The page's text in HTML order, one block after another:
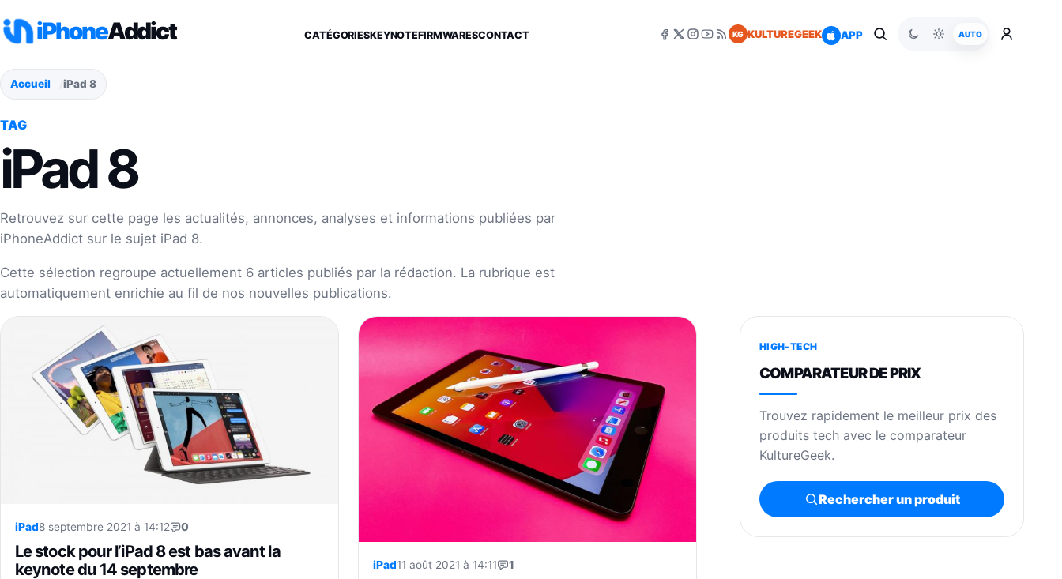
iPhoneAddict CATÉGORIESKEYNOTEFIRMWARESCONTACT KG KULTUREGEEK APP AUTO
Accueil iPad 8
TAG
iPad 8
Retrouvez sur cette page les actualités, annonces, analyses et informations publiées par
iPhoneAddict sur le sujet iPad 8.
Cette sélection regroupe actuellement 6 articles publiés par la rédaction. La rubrique est
automatiquement enrichie au fil de nos nouvelles publications.
iPad8 septembre 2021 à 14:12 0
Le stock pour l’iPad 8 est bas avant la
keynote du 14 septembre
iPad11 août 2021 à 14:11 1
HIGH-TECH
COMPARATEUR DE PRIX
Trouvez rapidement le meilleur prix des
produits tech avec le comparateur
KultureGeek.
Rechercher un produit